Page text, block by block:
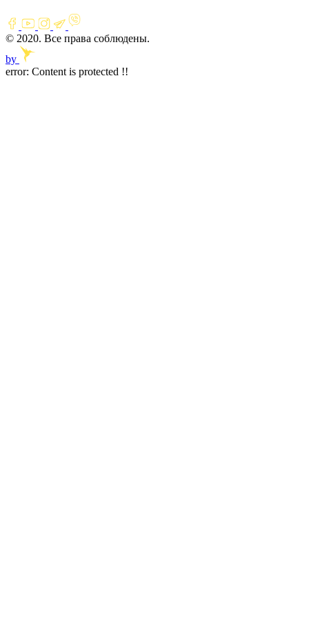
© 2020. Все права соблюдены.
by
error: Content is protected !!